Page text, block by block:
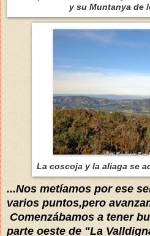
y su Muntanya de
La coscoja y la aliaga se
...Nos metíamos por ese
varios puntos,pero
Comenzábamos a tener
parte oeste de "La